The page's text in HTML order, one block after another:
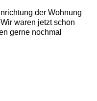
der Wohnung
waren jetzt schon
gerne nochmal